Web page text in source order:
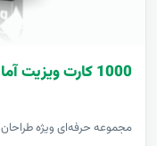
1000 کارت ويزيت آماده
مجموعه حرفه‌ای ویژه طراحان ۱۰۰۰ کارت ویزیت تجاری و حرفه‌ای لایه‌باز ..